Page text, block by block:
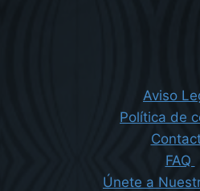
Aviso
Política de
FAQ
Únete a